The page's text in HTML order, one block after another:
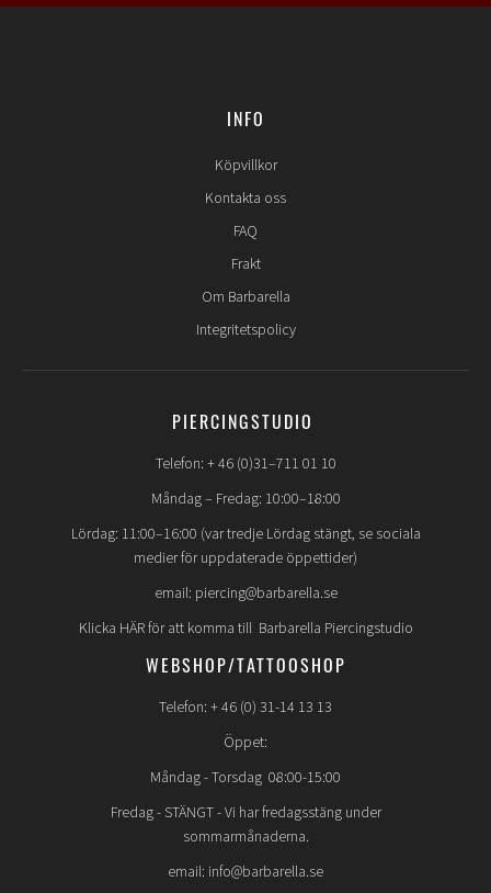
INFO
Köpvillkor
Kontakta oss
FAQ
Frakt
Om Barbarella
Integritetspolicy
PIERCINGSTUDIO
Telefon: + 46 (0)31–711 01 10
Måndag – Fredag: 10:00–18:00
Lördag: 11:00–16:00 (var tredje Lördag stängt, se sociala
medier för uppdaterade öppettider)
email: piercing@barbarella.se
Klicka HÄR för att komma till Barbarella Piercingstudio
WEBSHOP/TATTOOSHOP
Telefon: + 46 (0) 31-14 13 13
Öppet:
Måndag - Torsdag 08:00-15:00
Fredag - STÄNGT- Vi har fredagsstäng under
sommarmånaderna.
email: info@barbarella.se